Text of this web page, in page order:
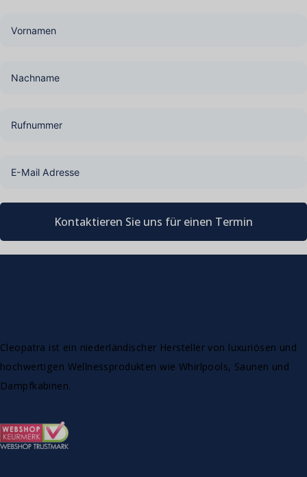
Kontaktieren Sie uns für einen Termin
Cleopatra ist ein niederländischer Hersteller von luxuriösen und
hochwertigen Wellnessprodukten wie Whirlpools, Saunen und
Dampfkabinen.